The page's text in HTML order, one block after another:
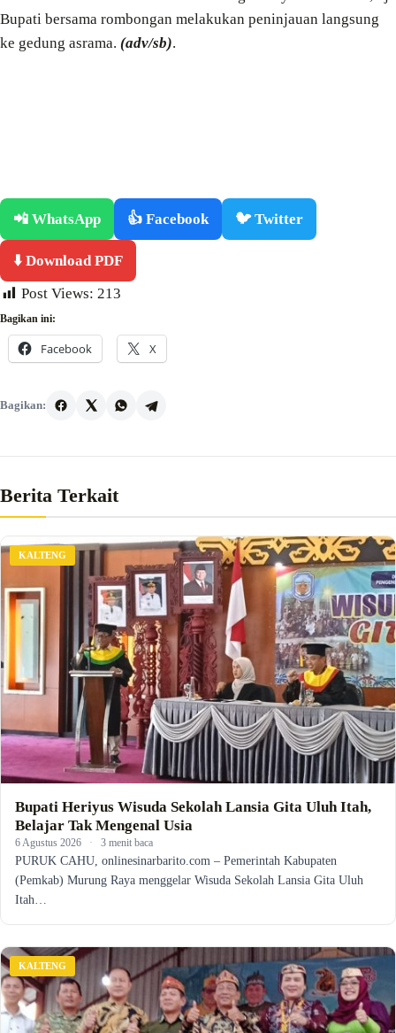
Bupati bersama rombongan melakukan peninjauan langsung
ke gedung asrama. (adv/sb).
📲 WhatsApp 👍 Facebook 🐦 Twitter
⬇️ Download PDF
Post Views: 213
Bagikan ini:
Facebook X
Bagikan:
Berita Terkait
KALTENG
Bupati Heriyus Wisuda Sekolah Lansia Gita Uluh Itah,
Belajar Tak Mengenal Usia
6 Agustus 2026 · 3 menit baca
PURUK CAHU, onlinesinarbarito.com – Pemerintah Kabupaten
(Pemkab) Murung Raya menggelar Wisuda Sekolah Lansia Gita Uluh
Itah…
KALTENG